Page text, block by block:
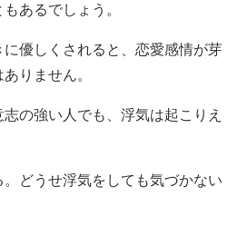
あるでしょう。
優しくされると、恋愛感情が芽
りません。
の強い人でも、浮気は起こりえ
。どうせ浮気をしても気づかない